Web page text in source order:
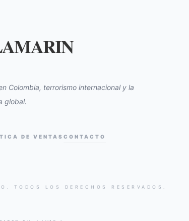
Colombia, terrorismo internacional y la
global.
DE VENTAS CONTACTO
LOS DERECHOS RESERVADOS.